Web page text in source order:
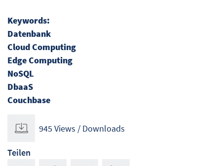
Keywords:
Datenbank
Cloud Computing
Edge Computing
NoSQL
DbaaS
Couchbase
945 Views / Downloads
Teilen